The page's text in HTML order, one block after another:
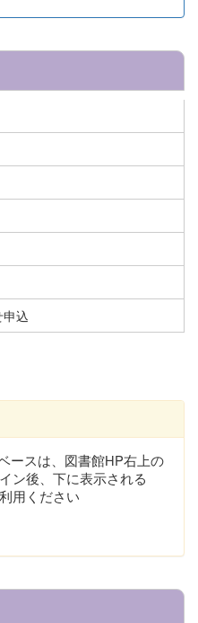
込
ースは、図書館HP右上の
ン後、下に表示される
用ください